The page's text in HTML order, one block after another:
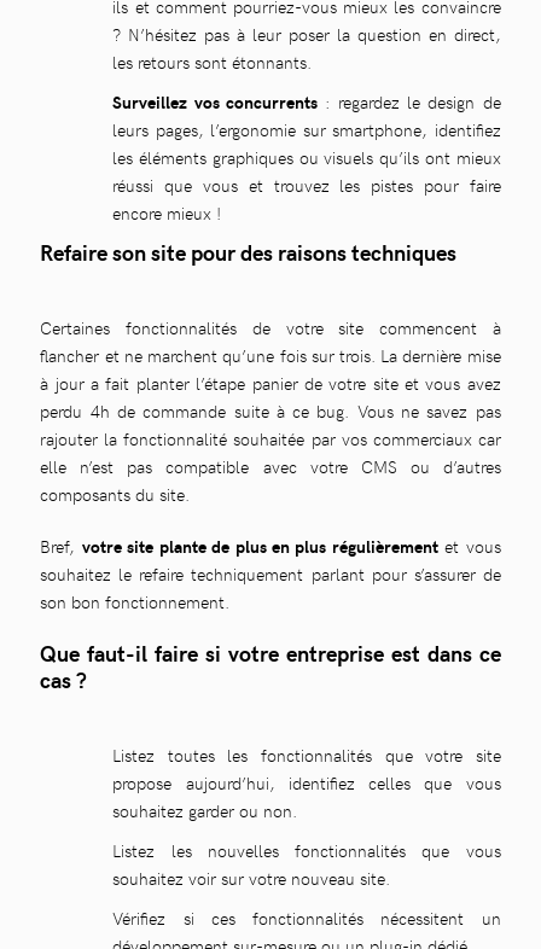
ils et comment pourriez-vous mieux les convaincre
? N’hésitez pas à leur poser la question en direct,
les retours sont étonnants.
Surveillez vos concurrents : regardez le design de
leurs pages, l’ergonomie sur smartphone, identifiez
les éléments graphiques ou visuels qu’ils ont mieux
réussi que vous et trouvez les pistes pour faire
encore mieux !
Refaire son site pour des raisons techniques
Certaines fonctionnalités de votre site commencent à
flancher et ne marchent qu’une fois sur trois. La dernière mise
à jour a fait planter l’étape panier de votre site et vous avez
perdu 4h de commande suite à ce bug. Vous ne savez pas
rajouter la fonctionnalité souhaitée par vos commerciaux car
elle n’est pas compatible avec votre CMS ou d’autres
composants du site.
Bref, votre site plante de plus en plus régulièrementet vous
souhaitez le refaire techniquement parlant pour s’assurer de
son bon fonctionnement.
Que faut-il faire si votre entreprise est dans ce
cas ?
Listez toutes les fonctionnalités que votre site
propose aujourd’hui, identifiez celles que vous
souhaitez garder ou non.
Listez les nouvelles fonctionnalités que vous
souhaitez voir sur votre nouveau site.
Vérifiez si ces fonctionnalités nécessitent un